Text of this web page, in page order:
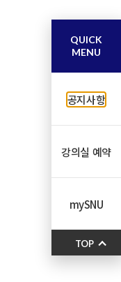
QUICK
MENU
공지사항
강의실 예약
mySNU
TOP